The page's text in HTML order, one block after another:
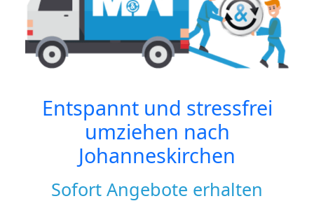
Entspannt und stressfrei
umziehen nach
Johanneskirchen
Sofort Angebote erhalten